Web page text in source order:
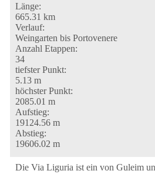
Länge:
665.31 km
Verlauf:
Weingarten bis Portovenere
Anzahl Etappen:
34
tiefster Punkt:
5.13 m
höchster Punkt:
2085.01 m
Aufstieg:
19124.56 m
Abstieg:
19606.02 m
Die Via Liguria ist ein von Guleim